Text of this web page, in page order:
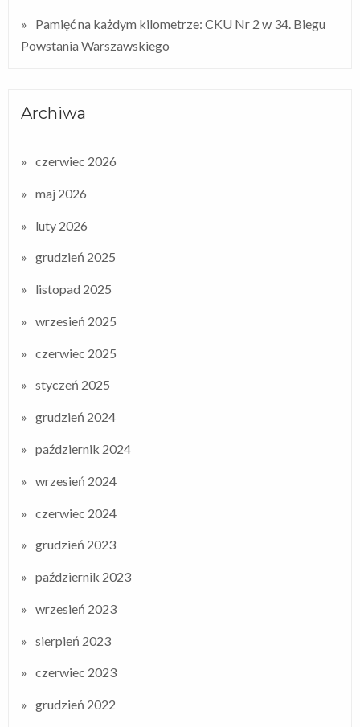
Pamięć na każdym kilometrze: CKU Nr 2 w 34. Biegu
Powstania Warszawskiego
Archiwa
czerwiec 2026
maj 2026
luty 2026
grudzień 2025
listopad 2025
wrzesień 2025
czerwiec 2025
styczeń 2025
grudzień 2024
październik 2024
wrzesień 2024
czerwiec 2024
grudzień 2023
październik 2023
wrzesień 2023
sierpień 2023
czerwiec 2023
grudzień 2022